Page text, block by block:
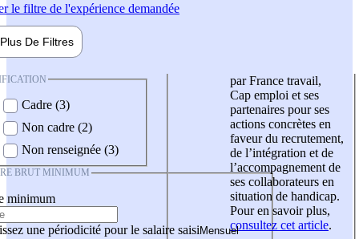
le filtre de l'expérience demandée
Plus De Filtres
Cadre (3)
Non cadre (2)
Non renseignée (3)
BRUT MINIMUM
minimum
une périodicité pour le salaire saisi
par France travail,
Cap emploi et ses
partenaires pour ses
actions concrètes en
faveur du recrutement,
de l’intégration et de
l’accompagnement de
ses collaborateurs en
situation de handicap.
Pour en savoir plus,
consultez cet article.